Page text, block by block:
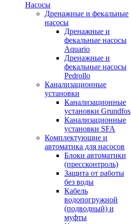
Насосы
Дренажные и фекальные
насосы
Дренажные и
фекальные насосы
Aquario
Дренажные и
фекальные насосы
Pedrollo
Канализационные
установки
Канализационные
установки Grundfos
Канализационные
установки SFA
Комплектующие и
автоматика для насосов
Блоки автоматики
(прессконтроль)
Защита от работы
без воды
Кабель
водопогружной
(подводный) и
муфты